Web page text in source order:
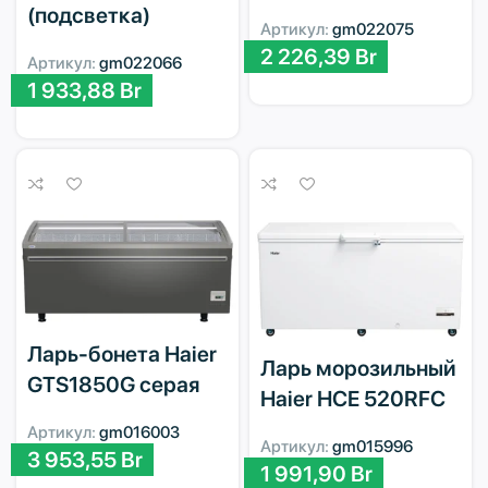
(подсветка)
Артикул: gm022066
1 933,88 Br
Артикул: gm022075
2 226,39 Br
Ларь-бонета Haier
GTS1850G серая
Артикул: gm016003
3 953,55 Br
Ларь морозильный
Haier HCE 520RFC
Артикул: gm015996
1 991,90 Br